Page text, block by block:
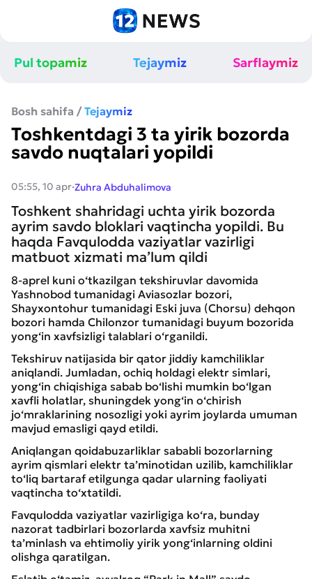
Pul topamiz Tejaymiz Sarflaymiz
Bosh sahifa / Tejaymiz
Toshkentdagi 3 ta yirik bozorda
savdo nuqtalari yopildi
05:55, 10 apr·Zuhra Abduhalimova
Toshkent shahridagi uchta yirik bozorda
ayrim savdo bloklari vaqtincha yopildi. Bu
haqda Favqulodda vaziyatlar vazirligi
matbuot xizmati ma’lum qildi
8-aprel kuni o‘tkazilgan tekshiruvlar davomida
Yashnobod tumanidagi Aviasozlar bozori,
Shayxontohur tumanidagi Eski juva (Chorsu) dehqon
bozori hamda Chilonzor tumanidagi buyum bozorida
yong‘in xavfsizligi talablari o‘rganildi.
Tekshiruv natijasida bir qator jiddiy kamchiliklar
aniqlandi. Jumladan, ochiq holdagi elektr simlari,
yong‘in chiqishiga sabab bo‘lishi mumkin bo‘lgan
xavfli holatlar, shuningdek yong‘in o‘chirish
jo‘mraklarining nosozligi yoki ayrim joylarda umuman
mavjud emasligi qayd etildi.
Aniqlangan qoidabuzarliklar sababli bozorlarning
ayrim qismlari elektr ta’minotidan uzilib, kamchiliklar
to‘liq bartaraf etilgunga qadar ularning faoliyati
vaqtincha to‘xtatildi.
Favqulodda vaziyatlar vazirligiga ko‘ra, bunday
nazorat tadbirlari bozorlarda xavfsiz muhitni
ta’minlash va ehtimoliy yirik yong‘inlarning oldini
olishga qaratilgan.